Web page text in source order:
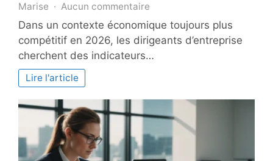
Marise Aucun commentaire
Rentabilité
brute
vs
nette:
viser
?
Dans un contexte économique toujours plus
compétitif en 2026, les dirigeants d’entreprise
cherchent des indicateurs…
Lire l'article